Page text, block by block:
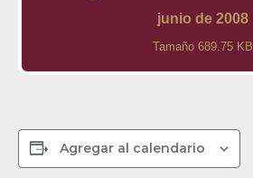
junio de 2008
Tamaño 689.75 KB
Agregar al calendario